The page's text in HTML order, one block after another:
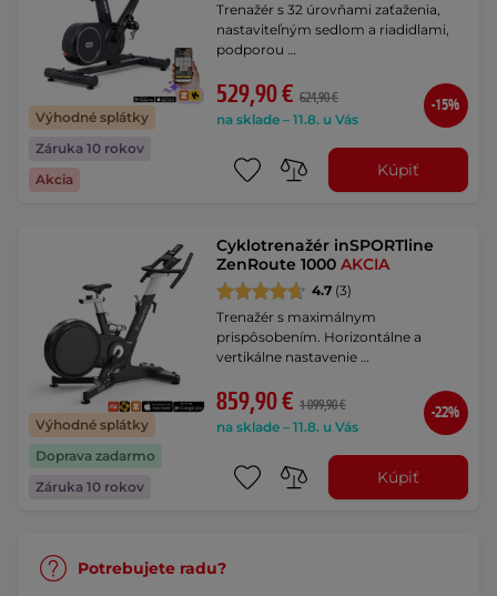
Výhodné splátky
Záruka 10 rokov
Akcia
Trenažér s 32 úrovňami zaťaženia,
nastaviteľným sedlom a riadidlami,
podporou …
529,90 € 624,90 €
na sklade – 11.8. u Vás
-15%
Kúpiť
Výhodné splátky
Doprava zadarmo
Záruka 10 rokov
Cyklotrenažér inSPORTline
ZenRoute 1000AKCIA
4.7 (3)
Trenažér s maximálnym
prispôsobením. Horizontálne a
vertikálne nastavenie …
859,90 € 1 099,90 €
na sklade – 11.8. u Vás
-22%
Kúpiť
Potrebujete radu?